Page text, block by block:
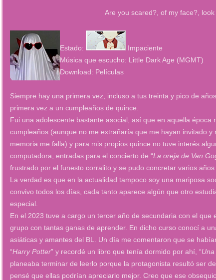
Are you scared?, of my face?, look
Estado:
Impaciente
Música que escucho: Little Dark Age (MGMT)
Download: Películas
Siempre hay una primera vez, incluso a tus treinta y pico de
primera vez a un cumpleaños de quince.
Fui una adolescente bastante asocial, así que en aquella época
cumpleaños (aunque no me extrañaría que me hayan invitado y
memoria me falla) y para mis propios quince no tuve interés
computadora, entradas para el concierto de “La oreja de Van
frustrado por el funesto corralito y se pudo concretar varios años
La verdad es que en la actualidad tampoco soy una mariposa
convivo todos los días, cada tanto aparece algún que otro
especial.
En el 2023 tuve a cargo un tercer año de secundaria con el que
grupo con tantas ganas de aprender. En dicho curso conocí a
asiáticas y amantes del BL. Un día me comentaron que se
“Harry Potter” y recordé un libro que tenía dormido por ahí, “
planeaba terminar de leerlo porque la protagonista resultó ser
pensé que ellas podrían apreciarlo mejor. Creo que ese